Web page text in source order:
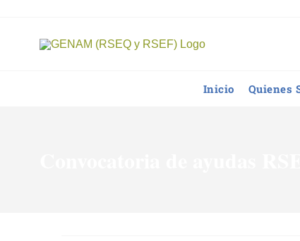
contenido
Inicio Quienes